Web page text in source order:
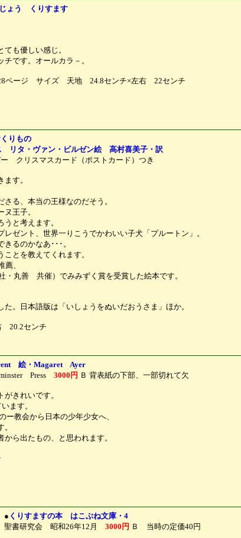
ょう くりすます
も優しい感じ。
です。オールカラ－。
28ページ サイズ 天地 24.8センチ×左右 22センチ
りもの
リタ・ヴァン・ビルゼン絵 高村喜美子・訳
クリスマスカード（ポストカード）つき
す。
る、本当の王様なのだそう。
王子。
と考えます。
ゼント、世界一りこうでかわいい子犬「プルートン」。
るのかなあ･･･。
とを教えてくれます。
、
丸善 共催）でみみずく賞を受賞した絵本です。
。日本語版は「いしょうをぬいだおうさま」ほか。
20.2センチ
絵・Magaret Ayer
Press 3000円 Ｂ 背表紙の下部、一部切れて欠
きれいです。
ます。
ー教会から日本の少年少女へ、
ら出たもの、と思われます。
● くりすますの本 はこぶね文庫・4
聖書研究会 昭和26年12月 3000円 Ｂ 当時の定価40円